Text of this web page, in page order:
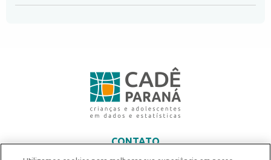
CONTATO
contato@centrodedefesa.org.br